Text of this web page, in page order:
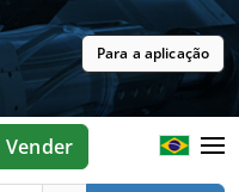
Para a aplicação
Vender